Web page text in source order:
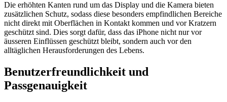
Die erhöhten Kanten rund um das Display und die Kamera bieten
zusätzlichen Schutz, sodass diese besonders empfindlichen Bereiche
nicht direkt mit Oberflächen in Kontakt kommen und vor Kratzern
geschützt sind. Dies sorgt dafür, dass das iPhone nicht nur vor
äusseren Einflüssen geschützt bleibt, sondern auch vor den
alltäglichen Herausforderungen des Lebens.
Benutzerfreundlichkeit und
Passgenauigkeit